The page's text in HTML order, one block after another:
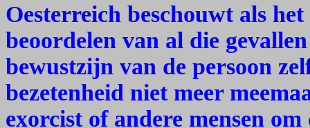
Oesterreich beschouwt als
beoordelen van al die
bewustzijn van de persoon
bezetenheid niet meer
exorcist of andere mensen